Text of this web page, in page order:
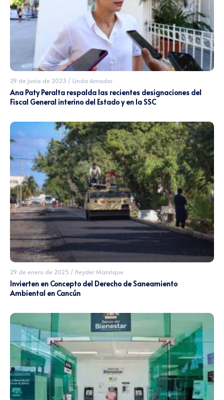
29 de junio de 2023 / Linda Amador
Ana Paty Peralta respalda las recientes designaciones del
Fiscal General interino del Estado y en la SSC
29 de enero de 2025 / Heyder Manrique
Invierten en Concepto del Derecho de Saneamiento
Ambiental en Cancún